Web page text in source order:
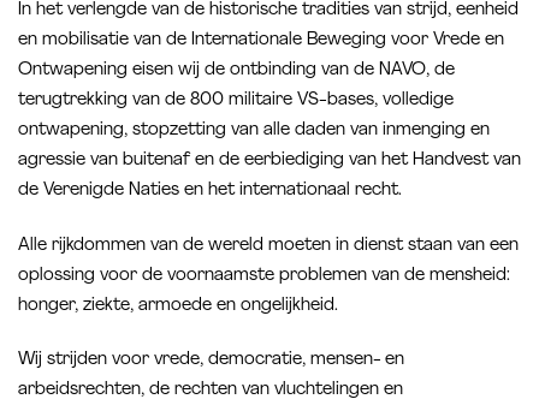
In het verlengde van de historische tradities van strijd, eenheid
en mobilisatie van de Internationale Beweging voor Vrede en
Ontwapening eisen wij de ontbinding van de NAVO, de
terugtrekking van de 800 militaire VS-bases, volledige
ontwapening, stopzetting van alle daden van inmenging en
agressie van buitenaf en de eerbiediging van het Handvest van
de Verenigde Naties en het internationaal recht.
Alle rijkdommen van de wereld moeten in dienst staan van een
oplossing voor de voornaamste problemen van de mensheid:
honger, ziekte, armoede en ongelijkheid.
Wij strijden voor vrede, democratie, mensen- en
arbeidsrechten, de rechten van vluchtelingen en